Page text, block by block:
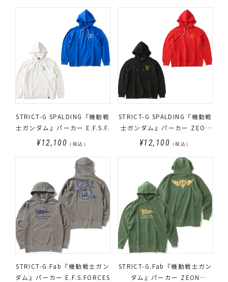
STRICT-G SPALDING『機動戦
士ガンダム』パーカー E.F.S.F.
¥12,100 （税込）
STRICT-G SPALDING『機動戦
士ガンダム』パーカー ZEON
FORCES
¥12,100 （税込）
STRICT-G.Fab『機動戦士ガン
ダム』パーカー E.F.S.FORCES
STRICT-G.Fab『機動戦士ガン
ダム』パーカー ZEON